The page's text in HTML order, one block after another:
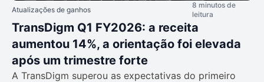
Atualizações de ganhos
8 minutos de
leitura
TransDigm Q1 FY2026: a receita
aumentou 14%, a orientação foi elevada
após um trimestre forte
A TransDigm superou as expectativas do primeiro